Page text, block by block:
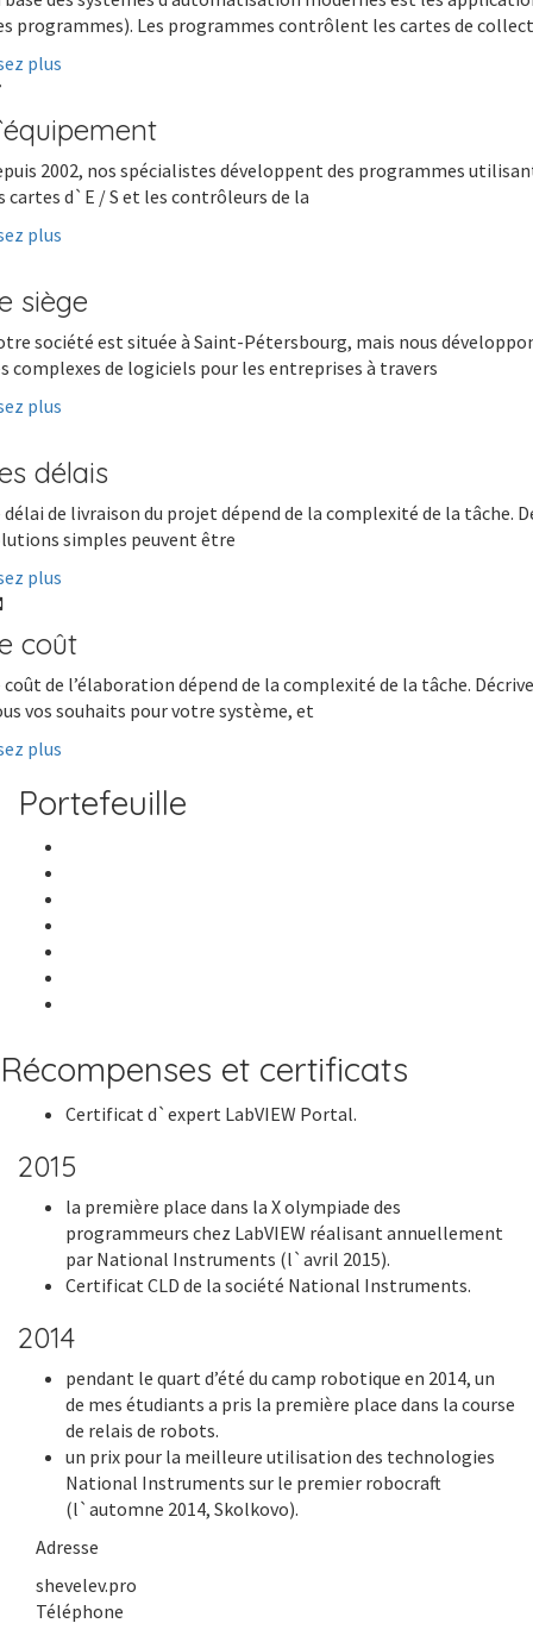
programmes). Les programmes contrôlent les cartes de
plus
2002, nos spécialistes développent des programmes
cartes d`E / S et les contrôleurs de la
plus
siège
société est située à Saint-Pétersbourg, mais nous
complexes de logiciels pour les entreprises à travers
plus
délais
délai de livraison du projet dépend de la complexité de la tâche.
simples peuvent être
plus
coût
coût de l’élaboration dépend de la complexité de la tâche.
vos souhaits pour votre système, et
plus
Portefeuille
Récompenses et certificats
Certificat d`expert LabVIEW Portal.
2015
la première place dans la X olympiade des
programmeurs chez LabVIEW réalisant annuellement
par National Instruments (l`avril 2015).
Certificat CLD de la société National Instruments.
2014
pendant le quart d’été du camp robotique en 2014, un
de mes étudiants a pris la première place dans la course
de relais de robots.
un prix pour la meilleure utilisation des technologies
National Instruments sur le premier robocraft
(l`automne 2014, Skolkovo).
Adresse
shevelev.pro
Téléphone